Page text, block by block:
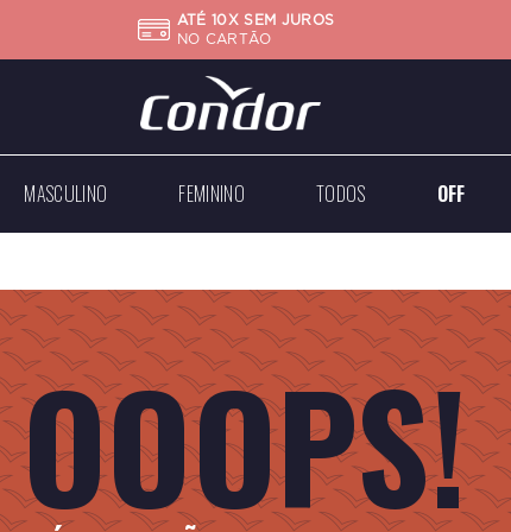
ATÉ 10X SEM JUROS
NO CARTÃO
MASCULINO
Case
Médios
Dourados
Prateados
Todos
FEMININO
Médios
Grandes
Dourados
Prateados
Todos
TODOS OFF
OOOPS!